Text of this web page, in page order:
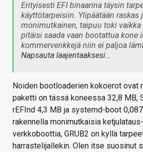
Erityisesti EFI binaarina täysin
käyttötarpeisiin. Ylipäätään raskas
monimutkainen, taipuu toki
pitäisi saada vaan bootattua kone
kommervenkkejä niin ei paljoa
Napsauta laajentaaksesi…
Noiden bootloaderien kokoerot ovat
paketti on tässä koneessa 32,8 MB,
rEFInd 4,3 MB ja systemd-boot
rakennella monimutkaisia
verkkoboottia, GRUB2 on kyllä
harrastelijallekin. Olen itse suosinut